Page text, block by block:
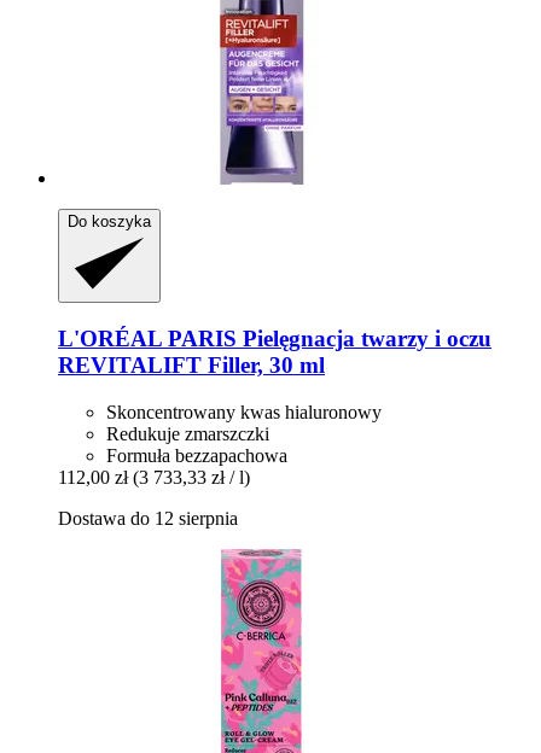
Do koszyka
L'ORÉAL PARIS Pielęgnacja twarzy i oczu
REVITALIFT Filler, 30 ml
Skoncentrowany kwas hialuronowy
Redukuje zmarszczki
Formuła bezzapachowa
112,00 zł (3 733,33 zł / l)
Dostawa do 12 sierpnia